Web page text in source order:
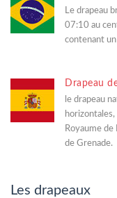
Le drapeau
07:10 au
contenant
Drapeau
le drapeau
Royaume
de Grenade.
Les drapeaux